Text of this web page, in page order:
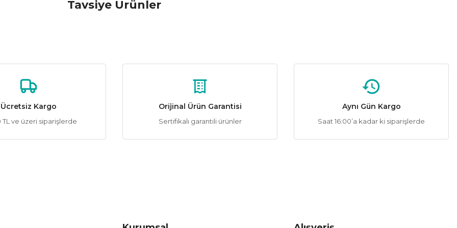
Tavsiye Ürünler
ÜRÜN TÜKENMİŞTİR.
Ücretsiz Kargo
TL ve üzeri siparişlerde
Orijinal Ürün Garantisi
Sertifikalı garantili ürünler
Aynı Gün Kargo
Saat 16:00’a kadar ki siparişlerde